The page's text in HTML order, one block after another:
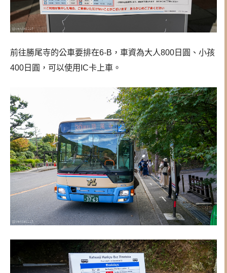
前往勝尾寺的公車要排在6-B，車資為大人800日圓、小孩
400日圓，可以使用IC卡上車。